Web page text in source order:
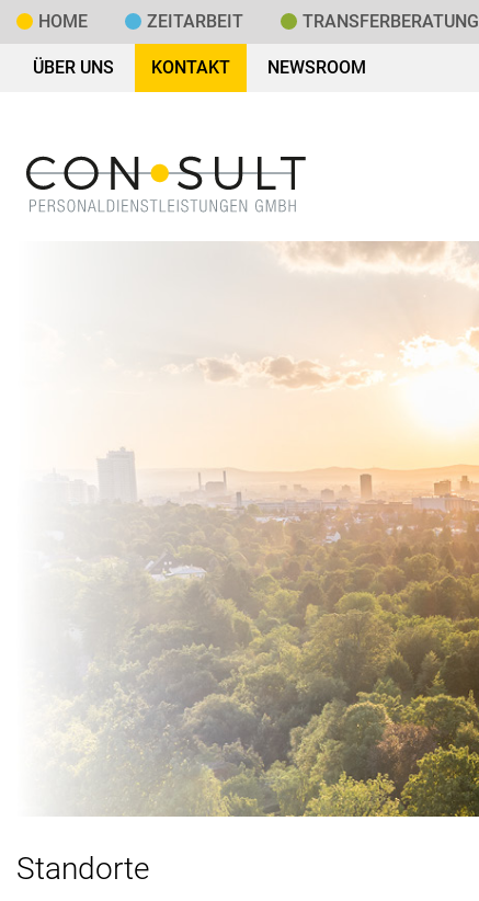
HOME ZEITARBEIT TRANSFER­BERATUNG
ÜBER UNS KONTAKT NEWSROOM
Standorte